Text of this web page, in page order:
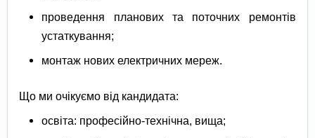
проведення планових та поточних ремонтів
устаткування;
монтаж нових електричних мереж.
Що ми очікуємо від кандидата:
освіта: професійно-технічна, вища;